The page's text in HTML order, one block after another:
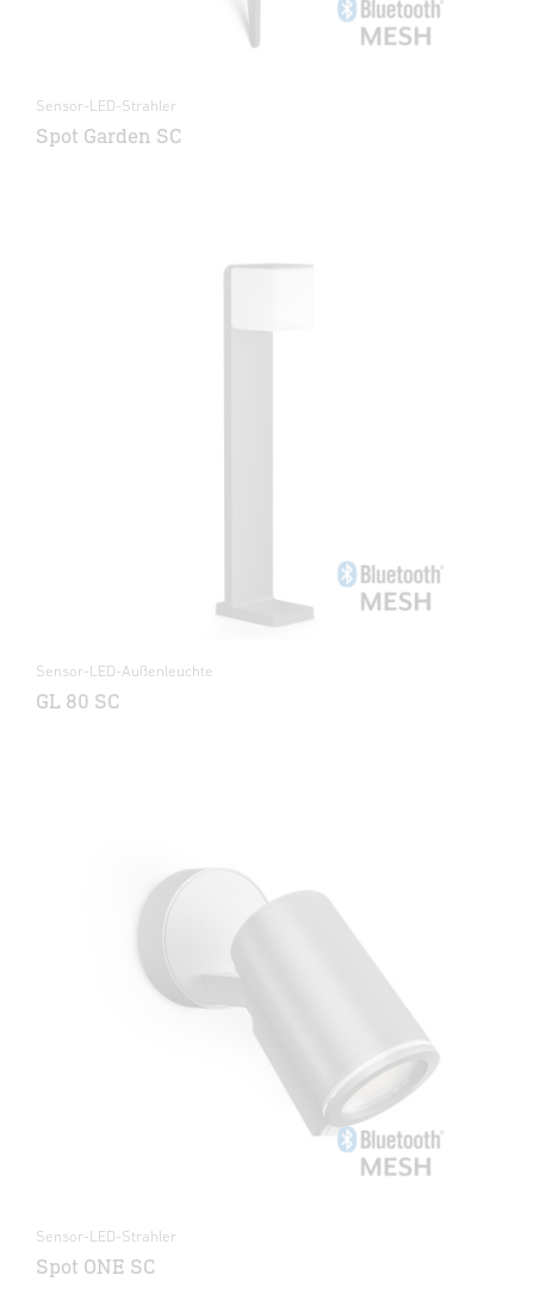
Sensor-LED-Strahler
Spot Garden SC
Sensor-LED-Außenleuchte
GL 80 SC
Sensor-LED-Strahler
Spot ONE SC